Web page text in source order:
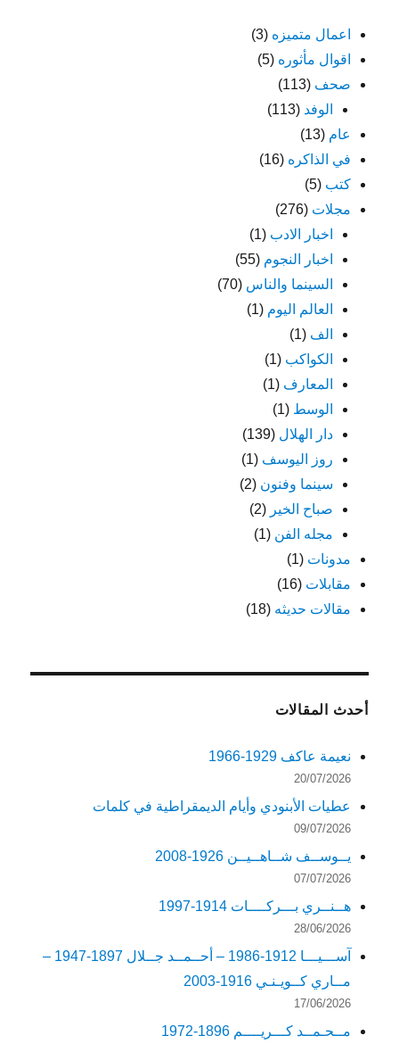
اعمال متميزه (3)
اقوال مأثوره (5)
صحف (113)
الوفد (113)
عام (13)
في الذاكره (16)
كتب (5)
مجلات (276)
اخبار الادب (1)
اخبار النجوم (55)
السينما والناس (70)
العالم اليوم (1)
الف (1)
الكواكب (1)
المعارف (1)
الوسط (1)
دار الهلال (139)
روز اليوسف (1)
سينما وفنون (2)
صباح الخير (2)
مجله الفن (1)
مدونات (1)
مقابلات (16)
مقالات حديثه (18)
أحدث المقالات
نعيمة عاكف 1929-1966
20/07/2026
عطيات الأبنودي وأيام الديمقراطية في كلمات
09/07/2026
يــوســف شــاهــيــن 1926-2008
07/07/2026
هــنــري بـــركــــات 1914-1997
28/06/2026
آســـيـــا 1912-1986 – أحــمــد جــلال 1897-1947 –
مــاري كــويـنـي 1916-2003
17/06/2026
مــحـمــد كـــريــــم 1896-1972